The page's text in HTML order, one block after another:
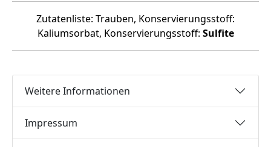
Zutatenliste: Trauben, Konservierungsstoff:
Kaliumsorbat, Konservierungsstoff: Sulfite
Weitere Informationen
Impressum